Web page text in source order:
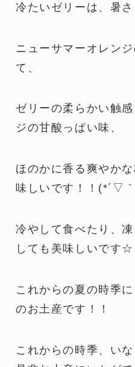
冷たいゼリーは、暑
ニューサマーオレン
て、
ゼリーの柔らかい触
ジの甘酸っぱい味、
ほのかに香る爽やか
味しいです！！(*´▽
冷やして食べたり、
しても美味しいです☆
これからの夏の時季
のお土産です！！
これからの時季、い